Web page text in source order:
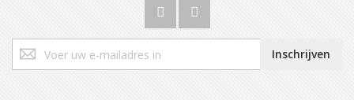
u
op
Inschrijven